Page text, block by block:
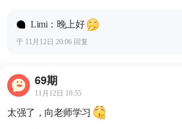
Limi：晚上好
于 11月12日 20:06 回复
69期
11月12日 10:55
太强了，向老师学习